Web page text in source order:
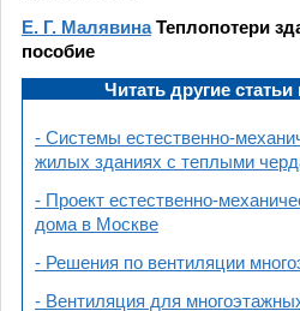
Е. Г. МалявинаТеплопотери
пособие
Читать другие
- Системы естественно-
жилых зданиях с теплыми
- Проект естественно-
дома в Москве
- Решения по вентиляции
- Вентиляция для